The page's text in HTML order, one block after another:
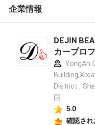
企業情報
DEJIN
カープロ
YongAn
District ,
国
5.0
確認さ